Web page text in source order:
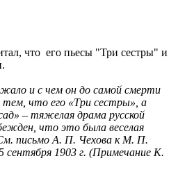
что его пьесы "Три сестры" и
и с чем он до самой смерти
тем, что его «Три сестры», а
– тяжелая драма русской
что это была веселая
письмо А. П. Чехова к М. П.
сентября 1903 г. (Примечание К.